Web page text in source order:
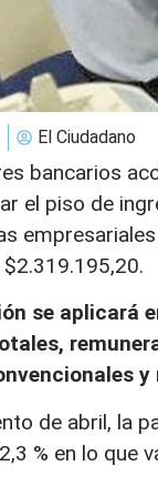
El Ciudadano
bancarios
el piso de
se aplicará
y
de abril, la
% en lo que